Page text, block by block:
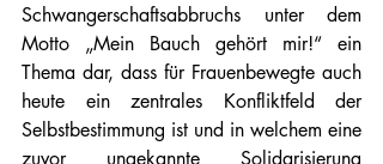
Schwangerschaftsabbruchs unter dem
Motto „Mein Bauch gehört mir!“ ein
Thema dar, dass für Frauenbewegte auch
heute ein zentrales Konfliktfeld der
Selbstbestimmung ist und in welchem eine
zuvor ungekannte Solidarisierung